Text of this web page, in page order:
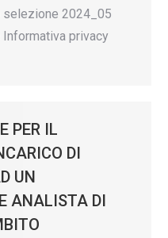
selezione 2024_05
privacy
PER IL
DI
UN
ANALISTA DI